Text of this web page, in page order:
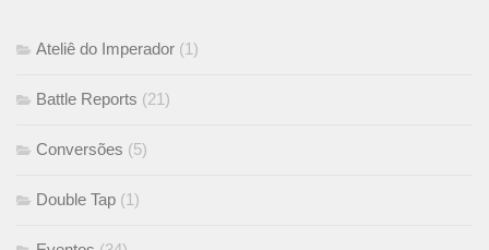
Ateliê do Imperador (1)
Battle Reports (21)
Conversões (5)
Double Tap (1)